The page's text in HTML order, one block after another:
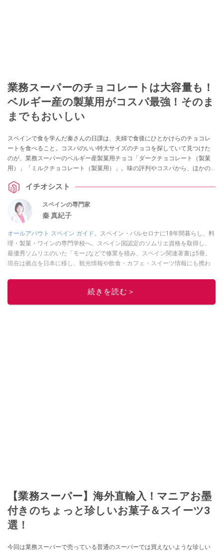
業務スーパーのチョコレートは大容量も！
ベルギー産の製菓用がコスパ最強！そのま
までもおいしい
スペインで食を学んだ秦さんの日課は、夫婦で食後にひとかけらのチョコレ
ートを食べること。コスパのいい特大サイズのチョコを探していて見つけた
のが、業務スーパーのベルギー産製菓用チョコ「ダークチョコレート（製菓
用）」「ミルクチョコレート（製菓用）」。味の評判やコスパから、ほかの
介します。イチオシスト
スペインの専門家
秦 真紀子
オールアバウト スペイン ガイド。
スペイン・バルセロナに18年間暮らし、料
理・製菓・ワインの専門学校へ。スペイン国認定のソムリエ資格を取得し、
最優秀ソムリエのいた「モー｣などで修業を積み、スペイン関連著書は5冊。
現在は拠点を日本に移し、観光情報や飲食・カフェ・スイーツ情報にも携わ
ーツ販売チェーンのおすすめ商品情報も発信。
17州おいしい旅』（‎産業編集センター刊）ほか。
ガイドや、飲食関連の方の視察旅行のコーディネートやガイド、スペインの
続きを読む＞
【業務スーパー】海外直輸入！マニアお墨
付きのちょっと珍しいお菓子＆スイーツ3
選！
今回は業務スーパーで売っている普通のスーパーでは買えないような珍しい